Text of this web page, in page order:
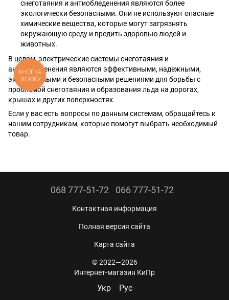
снеготаяния и антиобледенения являются более
экологически безопасными. Они не используют опасные
химические вещества, которые могут загрязнять
окружающую среду и вредить здоровью людей и
животных.
В целом, электрические системы снеготаяния и
антиобледенения являются эффективными, надежными,
экономичными и безопасными решениями для борьбы с
проблемой снеготаяния и образования льда на дорогах,
крышах и других поверхностях.
Если у вас есть вопросы по данным системам, обращайтесь к
нашим сотрудникам, которые помогут выбрать необходимый
товар.
068 777-51-72 066 777-51-72
Контактная информация
Полная версия сайта
Карта сайта
© 2022—2026
Интернет-магазин КиПр
Укр Рус
КНОПКА
ЗВ'ЯЗКУ